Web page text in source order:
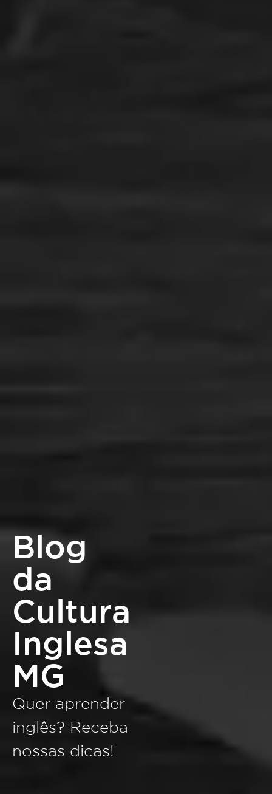
Blog
da
Cultura
Inglesa
MG
Quer aprender
inglês? Receba
nossas dicas!